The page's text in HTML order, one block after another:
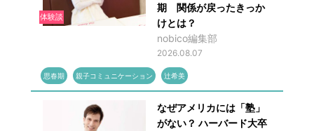
体験談
期 関係が戻ったきっか
けとは？
nobico編集部
2026.08.07
思春期 親子コミュニケーション 辻希美
なぜアメリカには「塾」
がない？ ハーバード大卒